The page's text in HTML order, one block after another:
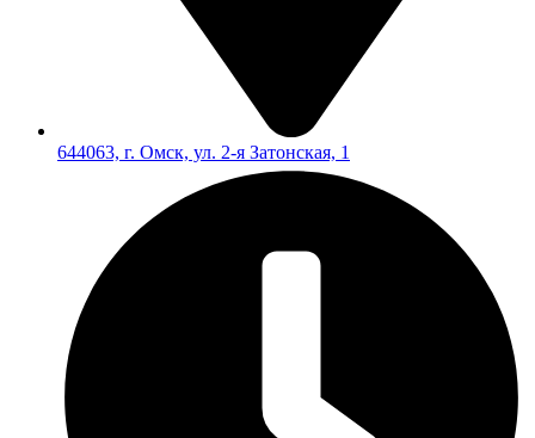
644063, г. Омск, ул. 2-я Затонская, 1